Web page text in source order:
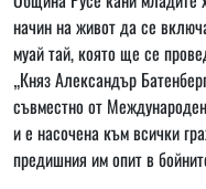
начин на живот да се
муай тай, която ще се
„Княз Александър
съвместно от
и е насочена към всички
предишния им опит в